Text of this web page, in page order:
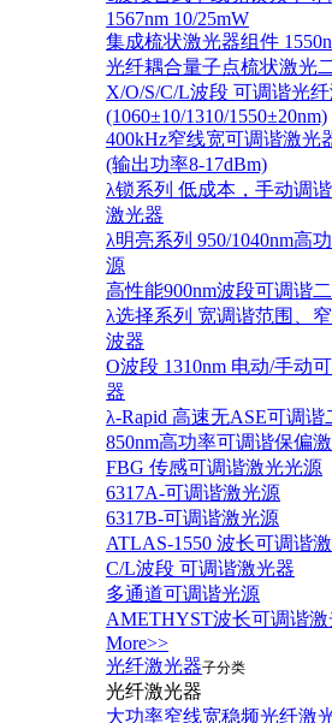
1567nm 10/25mW
集成梳状激光器组件
光纤耦合量子点梳状激光
X/O/S/C/L波段 可调谐光
(1060±10/1310/1550±20nm)
400kHz窄线宽可调谐激光
(输出功率8-17dBm)
λ锁系列 低成本，手动调
激光器
λ明亮系列 950/1040nm高
源
高性能900nm波段可调谐
λ选择系列 宽调谐范围、
波器
O波段 1310nm 电动/手动
器
λ-Rapid 高速无ASE可调
850nm高功率可调谐保偏
FBG 传感可调谐激光光源
6317A-可调谐激光源
6317B-可调谐激光源
ATLAS-1550 波长可调谐
C/L波段 可调谐激光器
多通道可调谐光源
AMETHYST波长可调谐
More>>
光纤激光器子分类
光纤激光器
大功率窄线宽稳频光纤激